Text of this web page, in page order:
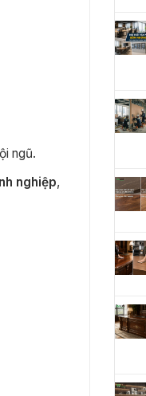
ngũ.
nghiệp,